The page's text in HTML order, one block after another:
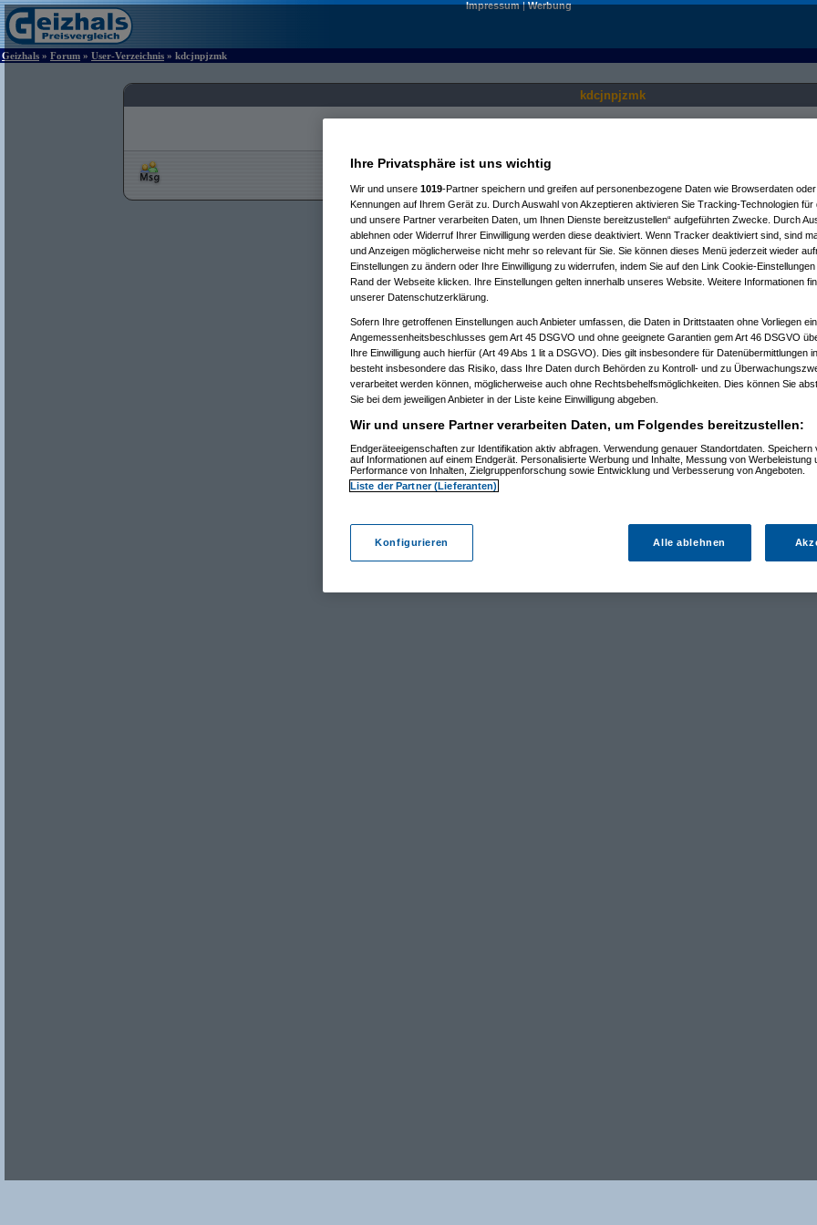
Impressum|Werbung
Geizhals » Forum » User-Verzeichnis » kdcjnpjzmk
kdcjnpjzmk
Ihre Privatsphäre ist uns wichtig
Wir und unsere 1019-Partner speichern und greifen auf personenbezogene Daten wie Browserdaten
Kennungen auf Ihrem Gerät zu. Durch Auswahl von Akzeptieren aktivieren Sie Tracking-Technologien für
und unsere Partner verarbeiten Daten, um Ihnen Dienste bereitzustellen“ aufgeführten Zwecke. Durch
ablehnen oder Widerruf Ihrer Einwilligung werden diese deaktiviert. Wenn Tracker deaktiviert sind, sind
und Anzeigen möglicherweise nicht mehr so relevant für Sie. Sie können dieses Menü jederzeit wieder
Einstellungen zu ändern oder Ihre Einwilligung zu widerrufen, indem Sie auf den Link Cookie-
Rand der Webseite klicken. Ihre Einstellungen gelten innerhalb unseres Website. Weitere Informationen
unserer Datenschutzerklärung.
Sofern Ihre getroffenen Einstellungen auch Anbieter umfassen, die Daten in Drittstaaten ohne Vorliegen
Angemessenheitsbeschlusses gem Art 45 DSGVO und ohne geeignete Garantien gem Art 46 DSGVO
Ihre Einwilligung auch hierfür (Art 49 Abs 1 lit a DSGVO). Dies gilt insbesondere für Datenübermittlungen
besteht insbesondere das Risiko, dass Ihre Daten durch Behörden zu Kontroll- und zu
verarbeitet werden können, möglicherweise auch ohne Rechtsbehelfsmöglichkeiten. Dies können Sie
Sie bei dem jeweiligen Anbieter in der Liste keine Einwilligung abgeben.
Wir und unsere Partner verarbeiten Daten, um Folgendes bereitzustellen:
Endgeräteeigenschaften zur Identifikation aktiv abfragen. Verwendung genauer Standortdaten. Speichern
auf Informationen auf einem Endgerät. Personalisierte Werbung und Inhalte, Messung von Werbeleistung
Performance von Inhalten, Zielgruppenforschung sowie Entwicklung und Verbesserung von Angeboten.
Liste der Partner (Lieferanten)
Konfigurieren Alle ablehnen